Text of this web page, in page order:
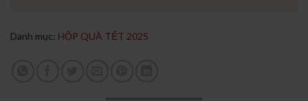
Danh mục: HỘP QUÀ TẾT 2025